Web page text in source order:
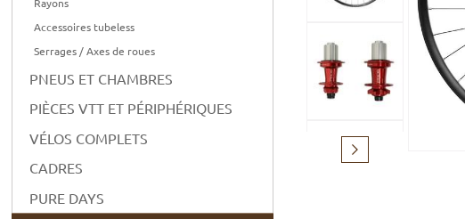
Suivant
Accessoires tubeless
Serrages / Axes de roues
PNEUS ET CHAMBRES
PIÈCES VTT ET PÉRIPHÉRIQUES
VÉLOS COMPLETS
CADRES
PURE DAYS